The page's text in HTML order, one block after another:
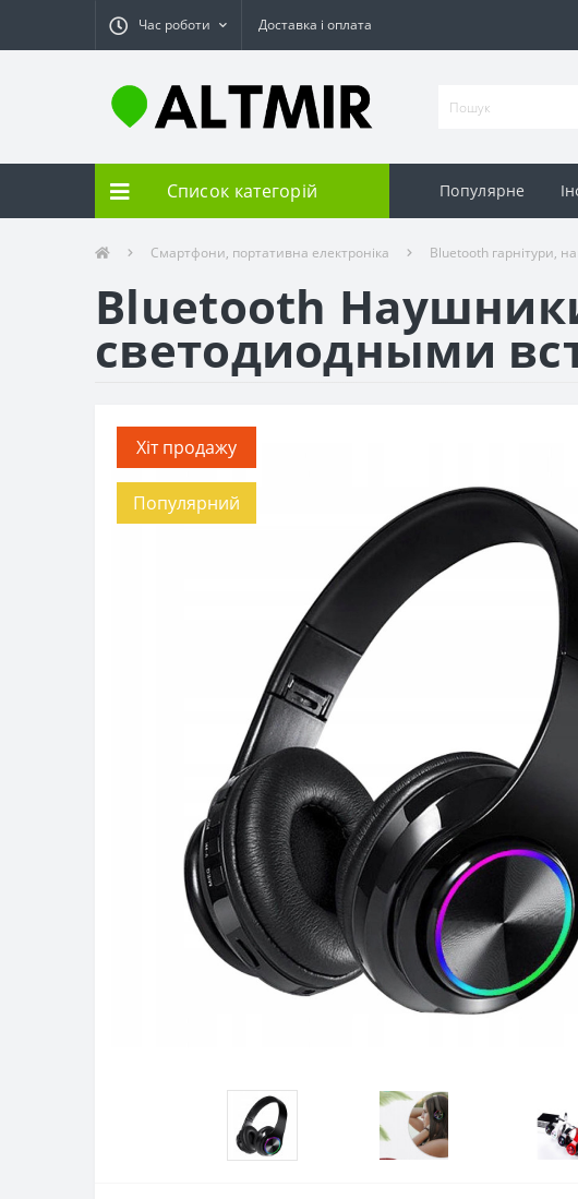
Час роботи Доставка і оплата
Список категорій Популярне
Смартфони, портативна електроніка Bluetooth гарнітури,
Bluetooth
светодиодными
Хіт продажу
Популярний